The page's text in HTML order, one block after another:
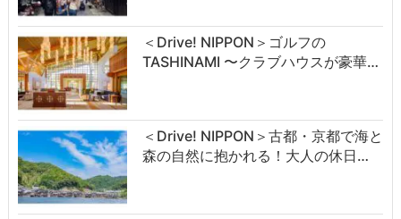
＜Drive! NIPPON＞ゴルフの
TASHINAMI 〜クラブハウスが豪華…
＜Drive! NIPPON＞古都・京都で海と
森の自然に抱かれる！大人の休日…